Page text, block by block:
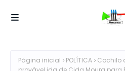
Página inicial POLÍTICA
Cochilo